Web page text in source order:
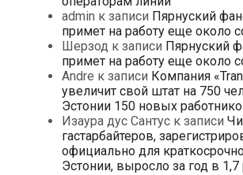
admin к записи Пярнуский
примет на работу еще около
Шерзод к записи Пярнуский
примет на работу еще около
Andre к записи Компания
увеличит свой штат на 750
Эстонии 150 новых
Изаура дус Сантус к записи
гастарбайтеров,
официально для
Эстонии, выросло за год в 1,7